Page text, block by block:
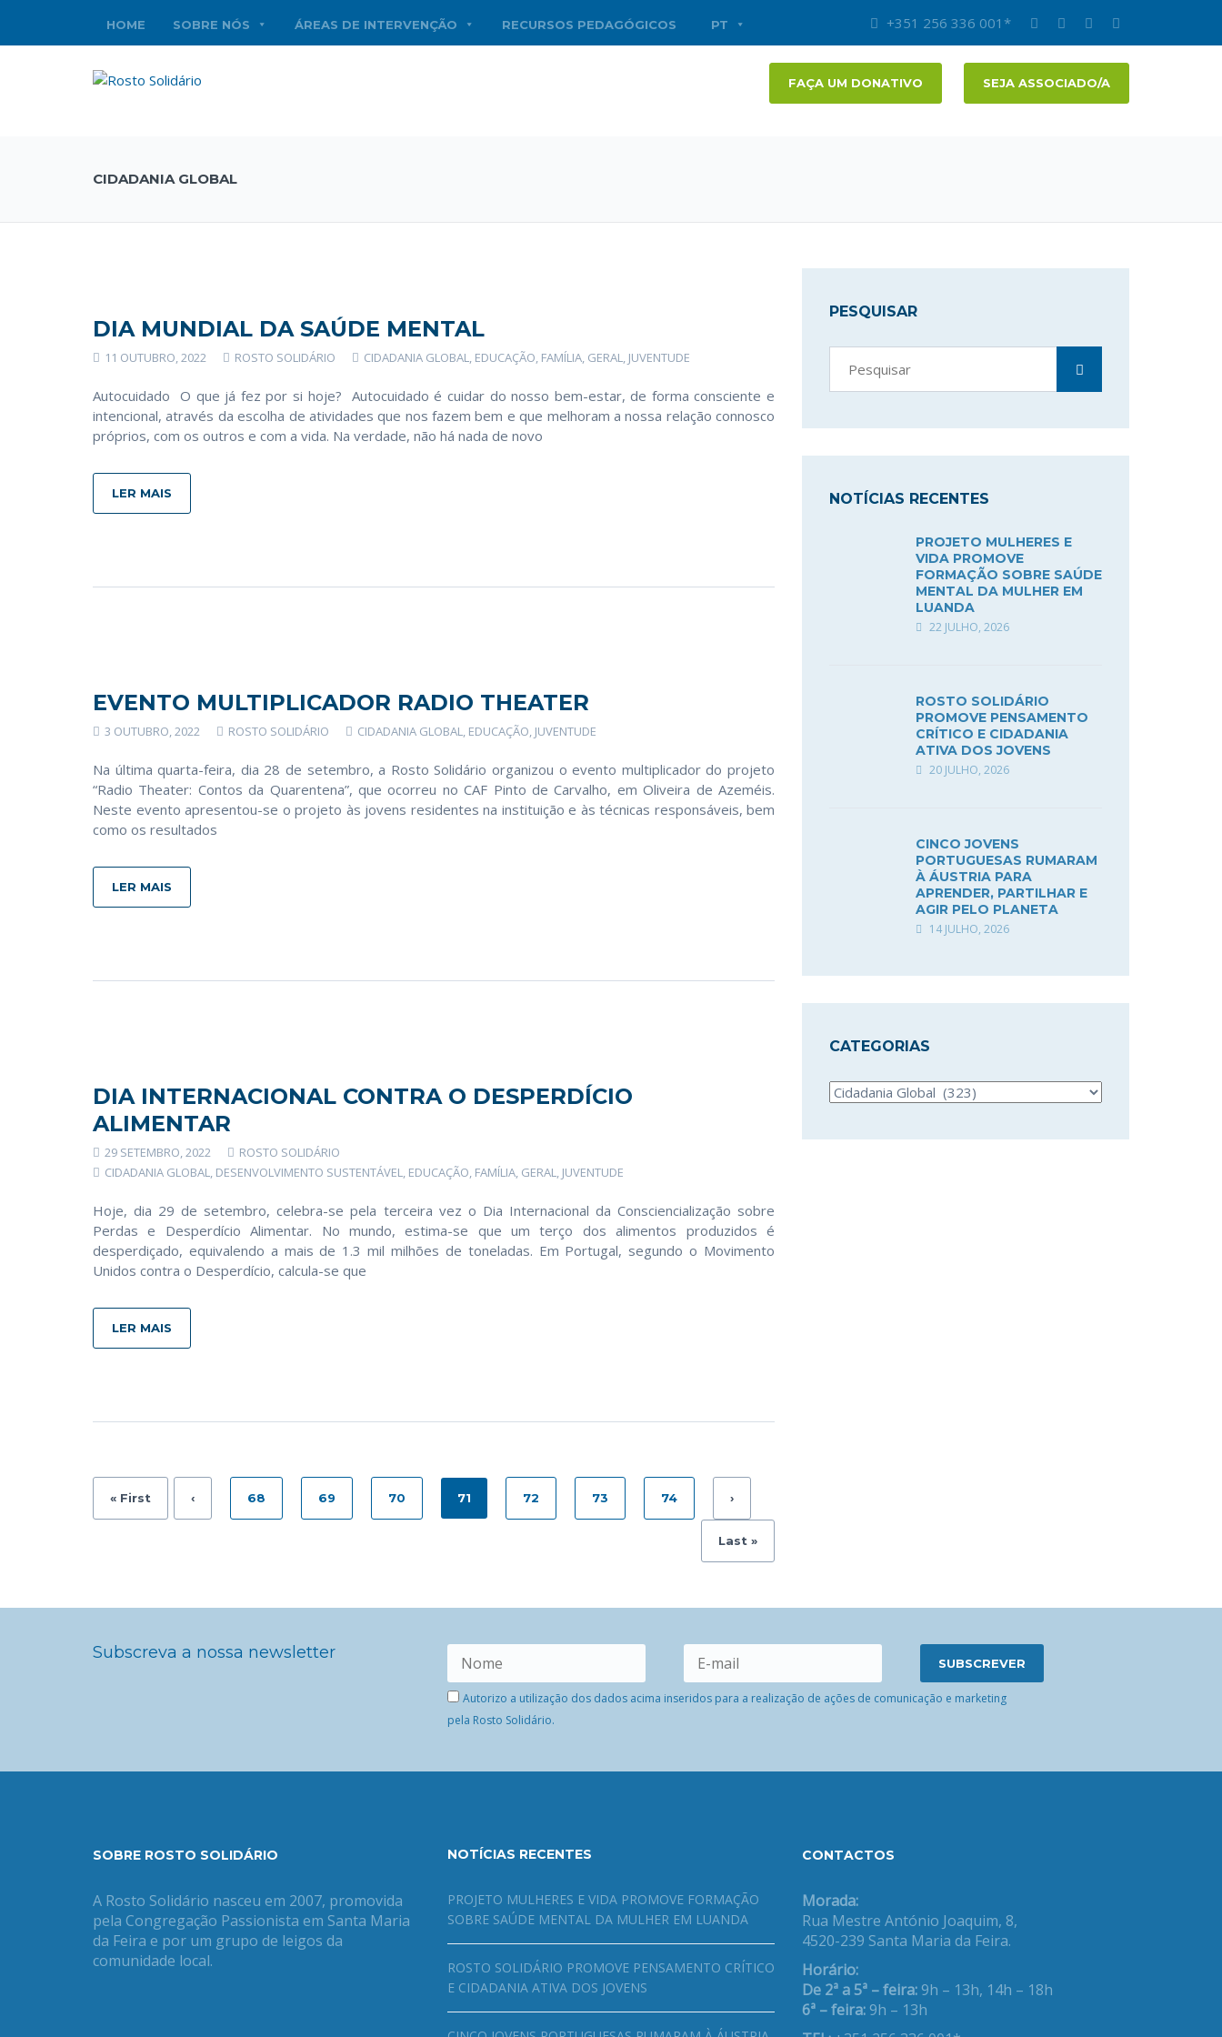
HOME SOBRE NÓS ÁREAS DE INTERVENÇÃO RECURSOS PEDAGÓGICOS PT +351 256 336 001*
FAÇA UM DONATIVO SEJA ASSOCIADO/A
CIDADANIA GLOBAL
DIA MUNDIAL DA SAÚDE MENTAL
11 OUTUBRO, 2022 ROSTO SOLIDÁRIO CIDADANIA GLOBAL, EDUCAÇÃO, FAMÍLIA, GERAL, JUVENTUDE
Autocuidado O que já fez por si hoje? Autocuidado é cuidar do nosso bem-estar, de forma consciente e
intencional, através da escolha de atividades que nos fazem bem e que melhoram a nossa relação connosco
próprios, com os outros e com a vida. Na verdade, não há nada de novo
LER MAIS
EVENTO MULTIPLICADOR RADIO THEATER
3 OUTUBRO, 2022 ROSTO SOLIDÁRIO CIDADANIA GLOBAL, EDUCAÇÃO, JUVENTUDE
Na última quarta-feira, dia 28 de setembro, a Rosto Solidário organizou o evento multiplicador do projeto
“Radio Theater: Contos da Quarentena”, que ocorreu no CAF Pinto de Carvalho, em Oliveira de Azeméis.
Neste evento apresentou-se o projeto às jovens residentes na instituição e às técnicas responsáveis, bem
como os resultados
LER MAIS
DIA INTERNACIONAL CONTRA O DESPERDÍCIO
ALIMENTAR
29 SETEMBRO, 2022
ROSTO SOLIDÁRIO
CIDADANIA GLOBAL, DESENVOLVIMENTO SUSTENTÁVEL, EDUCAÇÃO, FAMÍLIA, GERAL, JUVENTUDE
Hoje, dia 29 de setembro, celebra-se pela terceira vez o Dia Internacional da Consciencialização sobre
Perdas e Desperdício Alimentar. No mundo, estima-se que um terço dos alimentos produzidos é
desperdiçado, equivalendo a mais de 1.3 mil milhões de toneladas. Em Portugal, segundo o Movimento
Unidos contra o Desperdício, calcula-se que
LER MAIS
« First ‹ 68 69 70 71 72 73 74 ›
Last »
PESQUISAR
NOTÍCIAS RECENTES
PROJETO MULHERES E
VIDA PROMOVE
FORMAÇÃO SOBRE SAÚDE
MENTAL DA MULHER EM
LUANDA
22 JULHO, 2026
ROSTO SOLIDÁRIO
PROMOVE PENSAMENTO
CRÍTICO E CIDADANIA
ATIVA DOS JOVENS
20 JULHO, 2026
CINCO JOVENS
PORTUGUESAS RUMARAM
À ÁUSTRIA PARA
APRENDER, PARTILHAR E
AGIR PELO PLANETA
14 JULHO, 2026
CATEGORIAS
Categorias
Subscreva a nossa newsletter
Autorizo a utilização dos dados acima inseridos para a realização de ações de comunicação e marketing
pela Rosto Solidário.
SOBRE ROSTO SOLIDÁRIO
A Rosto Solidário nasceu em 2007, promovida
pela Congregação Passionista em Santa Maria
da Feira e por um grupo de leigos da
comunidade local.
NOTÍCIAS RECENTES
PROJETO MULHERES E VIDA PROMOVE FORMAÇÃO
SOBRE SAÚDE MENTAL DA MULHER EM LUANDA
ROSTO SOLIDÁRIO PROMOVE PENSAMENTO CRÍTICO
E CIDADANIA ATIVA DOS JOVENS
CONTACTOS
Morada:
Rua Mestre António Joaquim, 8,
4520-239 Santa Maria da Feira.
Horário:
De 2ª a 5ª – feira: 9h – 13h, 14h – 18h
6ª – feira: 9h – 13h